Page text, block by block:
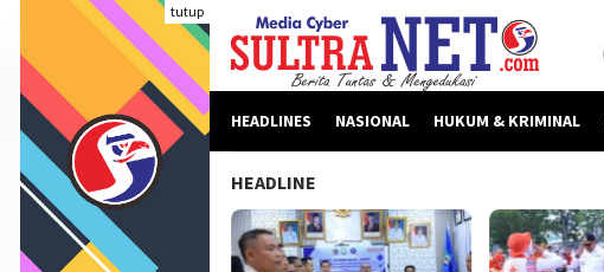
konten
tutup
HEADLINES NASIONAL HUKUM & KRIMINAL
HEADLINE